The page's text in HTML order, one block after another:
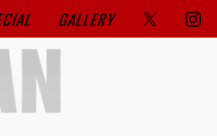
GALLERY